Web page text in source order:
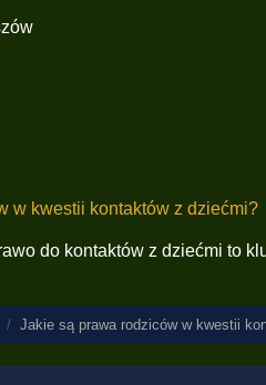
w kwestii kontaktów z dziećmi?
do kontaktów z dziećmi to
/ Jakie są prawa rodziców w kwestii